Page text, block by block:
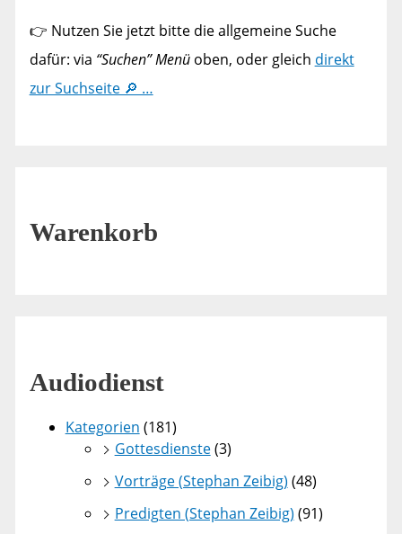
👉 Nutzen Sie jetzt bitte die allgemeine Suche
dafür: via “Suchen” Menüoben, oder gleich direkt
zur Suchseite 🔎 …
Warenkorb
Audiodienst
Kategorien (181)
Gottesdienste(3)
Vorträge (Stephan Zeibig) (48)
Predigten (Stephan Zeibig) (91)